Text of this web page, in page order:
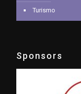
Turismo
Sponsors